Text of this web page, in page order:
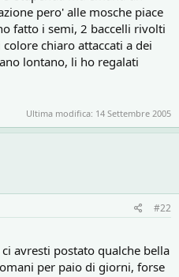
pero' alle mosche piace
fatto i semi, 2 baccelli rivolti
chiaro attaccati a dei
lontano, li ho regalati
Ultima modifica: 14 Settembre 2005
#22
avresti postato qualche bella
per paio di giorni, forse